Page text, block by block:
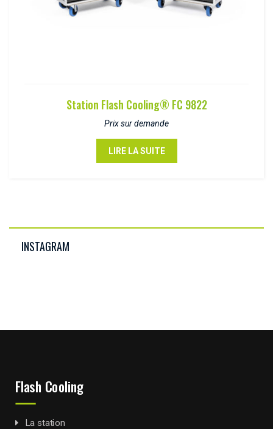
Station Flash Cooling® FC 9822
Prix sur demande
LIRE LA SUITE
INSTAGRAM
Flash Cooling
La station